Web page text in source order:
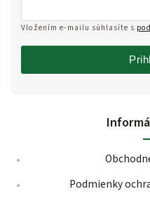
Podmienky
Vložením e-mailu súhlasíte s